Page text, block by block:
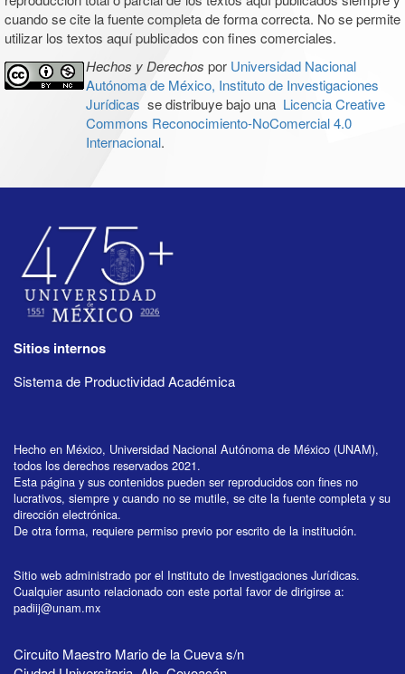
cuando se cite la fuente completa de forma correcta. No se permite
utilizar los textos aquí publicados con fines comerciales.
Hechos y Derechos por Universidad Nacional
Autónoma de México, Instituto de Investigaciones
Jurídicas se distribuye bajo una Licencia Creative
Commons Reconocimiento-NoComercial 4.0
Internacional.
Sitios internos
Sistema de Productividad Académica
Hecho en México, Universidad Nacional Autónoma de México (UNAM),
todos los derechos reservados 2021.
Esta página y sus contenidos pueden ser reproducidos con fines no
lucrativos, siempre y cuando no se mutile, se cite la fuente completa y su
dirección electrónica.
De otra forma, requiere permiso previo por escrito de la institución.
Sitio web administrado por el Instituto de Investigaciones Jurídicas.
Cualquier asunto relacionado con este portal favor de dirigirse a:
padiij@unam.mx
Circuito Maestro Mario de la Cueva s/n